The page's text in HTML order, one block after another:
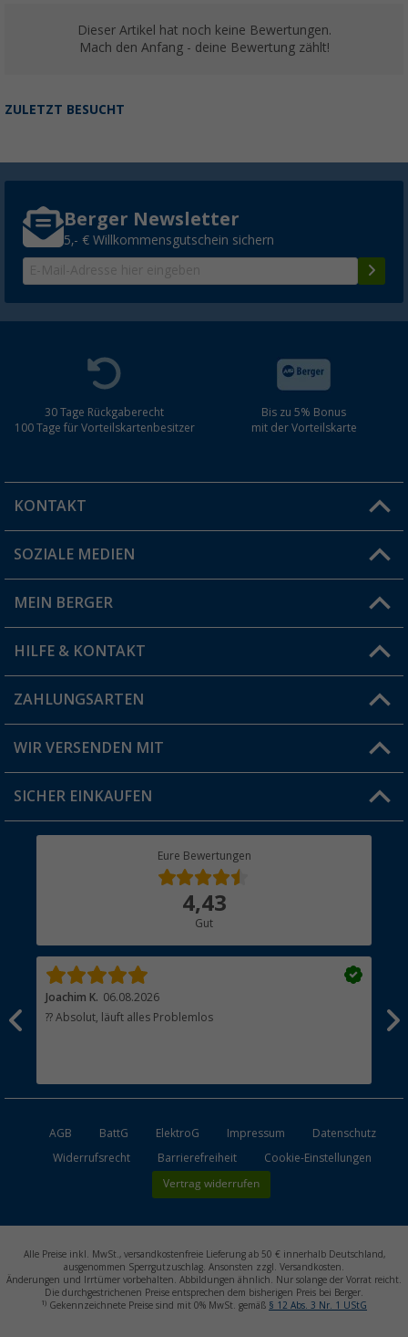
Dieser Artikel hat noch keine Bewertungen.
Mach den Anfang - deine Bewertung zählt!
ZULETZT BESUCHT
Berger Newsletter
5,- € Willkommensgutschein sichern
30 Tage Rückgaberecht
100 Tage für Vorteilskartenbesitzer
Bis zu 5% Bonus
mit der Vorteilskarte
KONTAKT
Du hast eine Frage?
Filiale finden
SOZIALE MEDIEN
MEIN BERGER
Vorteilskarte
Blog
Jobs & Karriere
HILFE & KONTAKT
FAQ & Kontakt
Versandinformationen
Rücksendung
ZAHLUNGSARTEN
WIR VERSENDEN MIT
SICHER EINKAUFEN
Eure Bewertungen
4,43
Gut
Joachim K. 06.08.2026
?? Absolut, läuft alles Problemlos
AGB BattG ElektroG Impressum
Datenschutz
Widerrufsrecht
Barrierefreiheit Cookie-Einstellungen
Vertrag widerrufen
Alle Preise inkl. MwSt., versandkostenfreie Lieferung ab 50 € innerhalb Deutschland,
ausgenommen Sperrgutzuschlag. Ansonsten zzgl. Versandkosten.
Änderungen und Irrtümer vorbehalten. Abbildungen ähnlich. Nur solange der Vorrat reicht.
Die durchgestrichenen Preise entsprechen dem bisherigen Preis bei Berger.
1) Gekennzeichnete Preise sind mit 0% MwSt. gemäß § 12 Abs. 3 Nr. 1 UStG